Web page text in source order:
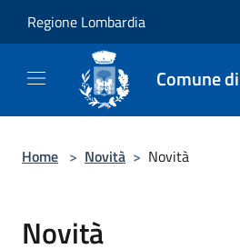
Regione Lombardia
Comune
Home > Novità > Novità
Novità